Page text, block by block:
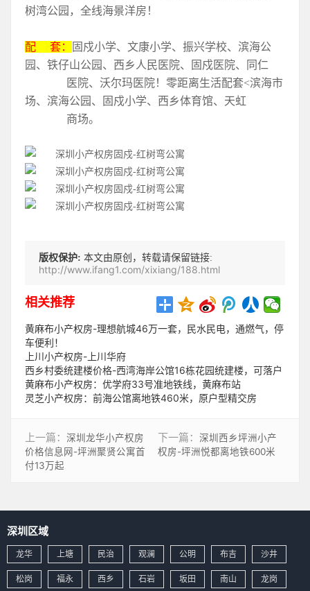
树湾公园，全线海景洋房！
配 套：
固戍小学、文康小学、振兴学校、滨海公
园、铁仔山公园、西乡人民医院、固戍医院、同仁
医院、沃尔玛医院！零距离生活配套<滨海市
场、滨海公园、固戍小学、西乡体育馆、天虹
商场。
版权保护: 本文由原创，转载请保留链接:
http://www.ifang1.com/xixiang/188.html
相关推荐
黄麻布小产权房-理想航城46万一套，民水民电，通燃气，停
车便利！
上川小产权房-上川华府
西乡村委统建楼价格-西湾海岸公馆16栋花园统建楼，可落户
黄麻布小产权房：优学府33号准地铁线，黄麻布站
灵芝小产权房：前海公馆离地铁460米，原户型精交房
上一篇： 深圳龙华小产权房
价格信息网-坪洲聚贤公寓首
付13万起
下一篇： 深圳西乡坪洲小产
权房-坪洲悦都离地铁600米
深圳区域
龙华 上塘 民治 观澜 公明 布吉 沙井
松岗 福永 西乡 石岩 坂田 南山 龙岗